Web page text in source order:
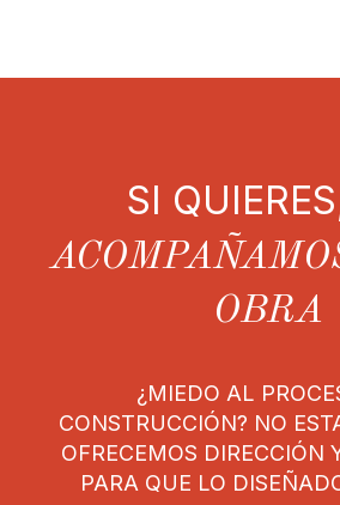
SI
OBRA
¿MIEDO AL
CONSTRUCCIÓN? NO
OFRECEMOS DIRECCIÓN
PARA QUE LO